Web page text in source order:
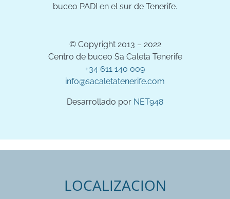
buceo PADI en el sur de Tenerife.
© Copyright 2013 – 2022
Centro de buceo Sa Caleta Tenerife
+34 611 140 009
info@sacaletatenerife.com
Desarrollado por NET948
LOCALIZACION